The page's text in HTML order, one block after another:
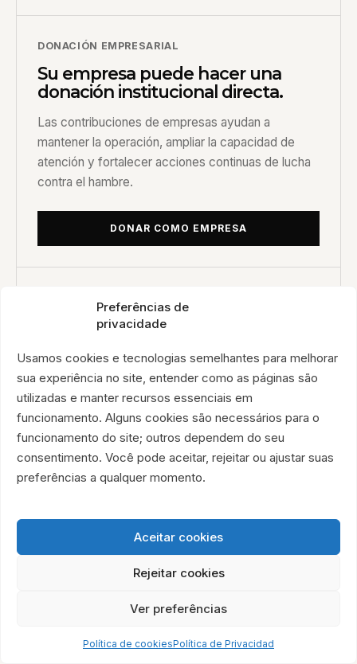
Preferências de
privacidade
Usamos cookies e tecnologias semelhantes para melhorar
sua experiência no site, entender como as páginas são
utilizadas e manter recursos essenciais em
funcionamento. Alguns cookies são necessários para o
funcionamento do site; outros dependem do seu
consentimento. Você pode aceitar, rejeitar ou ajustar suas
preferências a qualquer momento.
Aceitar cookies
Rejeitar cookies
Ver preferências
Política de cookiesPolítica de Privacidad
DONACIÓN EMPRESARIAL
Su empresa puede hacer una
donación institucional directa.
Las contribuciones de empresas ayudan a
mantener la operación, ampliar la capacidad de
atención y fortalecer acciones continuas de lucha
contra el hambre.
DONAR COMO EMPRESA
La transparencia también abre
plazo.
Las empresas pueden construir acciones
conjuntas, campañas internas, patrocinios,
voluntariado corporativo y proyectos alineados
con la agenda ESG.
finalidad de transparencia institucional y fueron consolidados a
trimestre de 2026 representa un período parcial y debe